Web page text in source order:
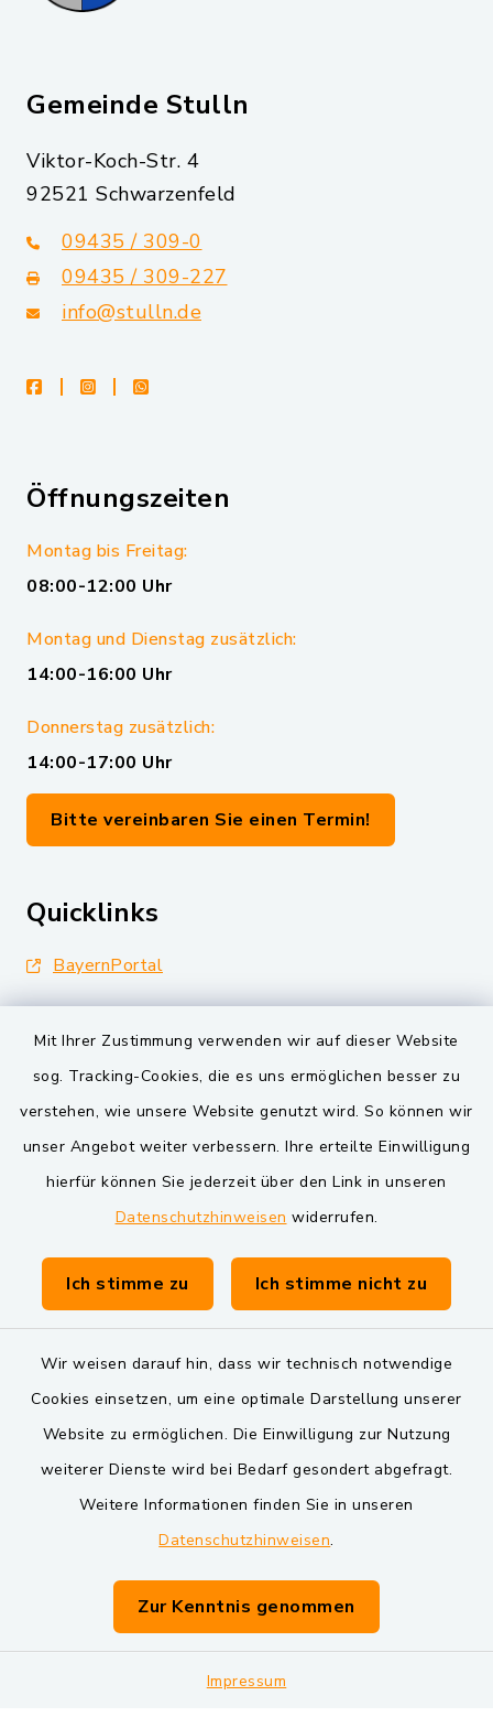
Mit Ihrer Zustimmung verwenden wir auf dieser Website
sog. Tracking-Cookies, die es uns ermöglichen besser zu
verstehen, wie unsere Website genutzt wird. So können wir
unser Angebot weiter verbessern. Ihre erteilte Einwilligung
hierfür können Sie jederzeit über den Link in unseren
Datenschutzhinweisen widerrufen.
Ich stimme zu Ich stimme nicht zu
Wir weisen darauf hin, dass wir technisch notwendige
Cookies einsetzen, um eine optimale Darstellung unserer
Website zu ermöglichen. Die Einwilligung zur Nutzung
weiterer Dienste wird bei Bedarf gesondert abgefragt.
Weitere Informationen finden Sie in unseren
Datenschutzhinweisen.
Zur Kenntnis genommen
Impressum
Gemeinde Stulln
Viktor-Koch-Str. 4
92521 Schwarzenfeld
09435 / 309-0
09435 / 309-227
info@stulln.de
facebookinstagramwhatsapp
Öffnungszeiten
Montag bis Freitag:
08:00-12:00 Uhr
Montag und Dienstag zusätzlich:
14:00-16:00 Uhr
Donnerstag zusätzlich:
14:00-17:00 Uhr
Bitte vereinbaren Sie einen Termin!
Quicklinks
BayernPortal
Landkreis Schwandorf
VG und Gemeinden
Markt Schwarzenfeld
Gemeinde Schwarzach bei Nabburg
Verwaltungsgemeinschaft Schwarzenfeld
Barrierefreiheit
Impressum
Sitemap